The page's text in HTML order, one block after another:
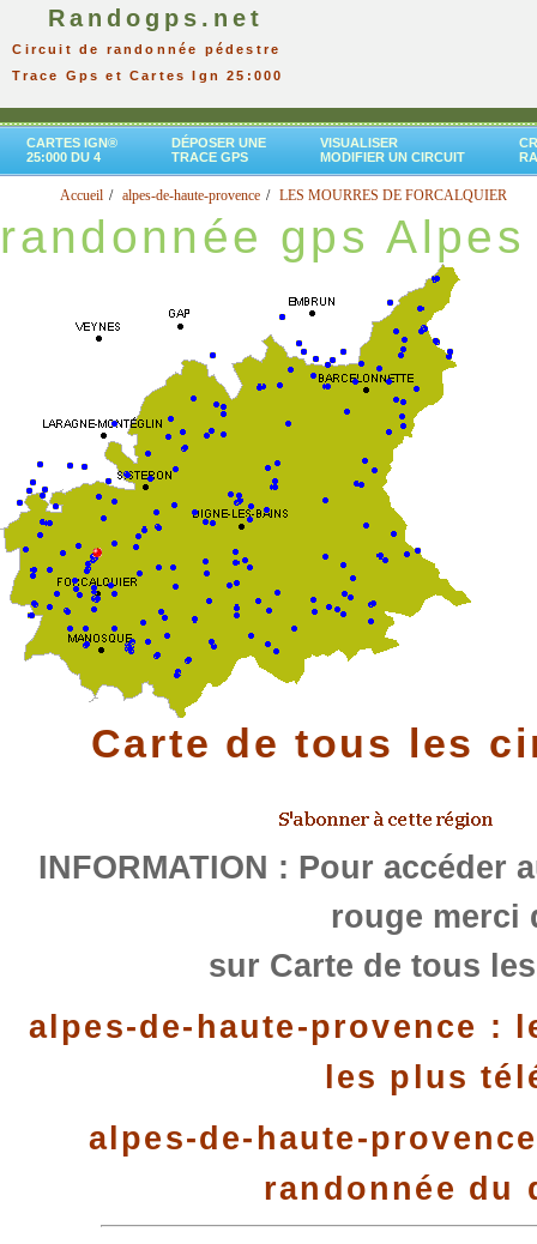
Randogps.net
Circuit de randonnée pédestre
Trace Gps et Cartes Ign 25:000
CARTES IGN®
25:000 DU 4
DÉPOSER UNE
TRACE GPS
VISUALISER
MODIFIER UN CIRCUIT
Accueil alpes-de-haute-provence LES MOURRES DE FORCALQUIER
randonnée gps
Carte de tous les
INFORMATION : Pour
rouge merci
sur Carte de tous
alpes-de-haute-provence :
les plus
alpes-de-haute-
randonnée du